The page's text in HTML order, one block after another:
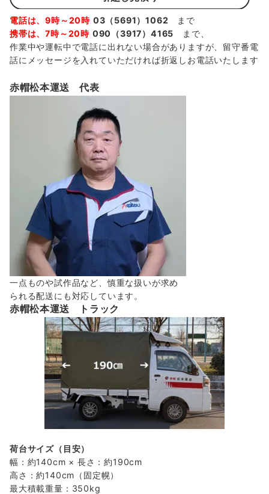
電話は、9時～20時 03（5691）1062 まで
携帯は、7時～20時 090（3917）4165 まで、
作業中や運転中で電話に出れない場合がありますが、留守番電
話にメッセージを入れていただければ折返しお電話いたします
赤帽松本運送 代表
一点ものや試作品など、慎重な扱いが求め
られる配送にも対応しています。
赤帽松本運送 トラック
荷台サイズ（目安）
幅：約140cm × 長さ：約190cm
高さ：約140cm（固定幌）
最大積載重量：350kg